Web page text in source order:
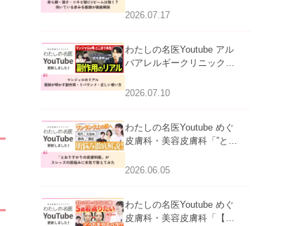
跡にVビームは効く？向い
2026.07.17
わたしの名医Youtube アル
バアレルギークリニック札
医師が明かす副作用・リバ
2026.07.10
わたしの名医Youtube めぐ
皮膚科・美容皮膚科「”とお
ッズの肌悩みに本気で答え
2026.06.05
わたしの名医Youtube めぐ
皮膚科・美容皮膚科「【ヒ